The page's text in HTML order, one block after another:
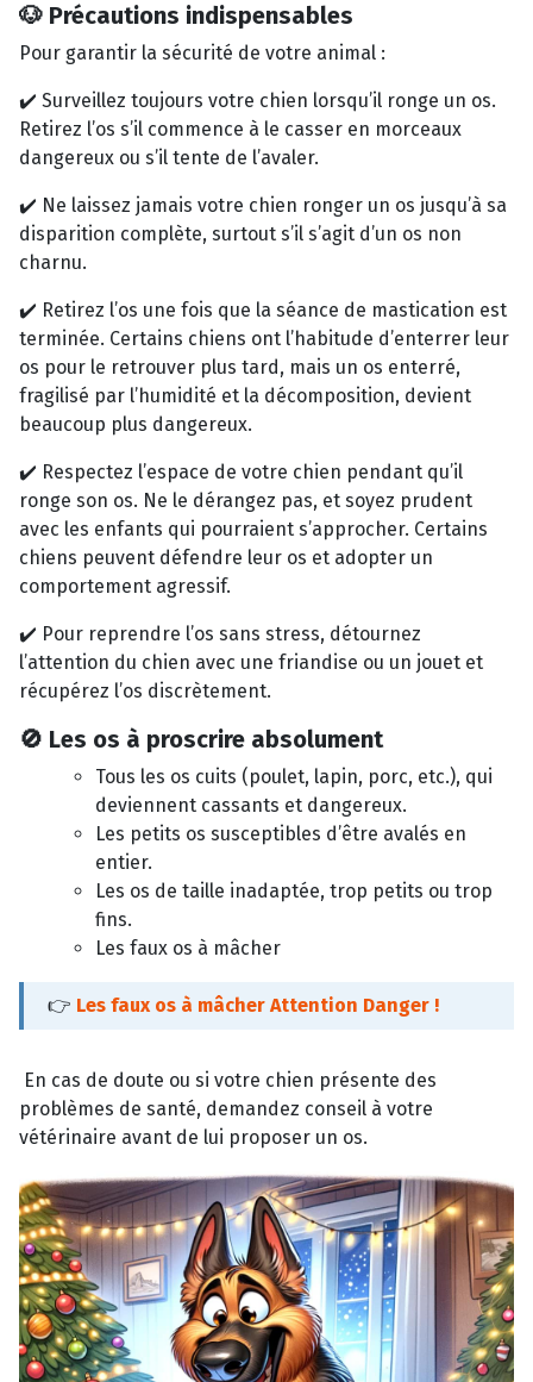
🐶 Précautions indispensables
Pour garantir la sécurité de votre animal :
✔️ Surveillez toujours votre chien lorsqu’il ronge un os.
Retirez l’os s’il commence à le casser en morceaux
dangereux ou s’il tente de l’avaler.
✔️ Ne laissez jamais votre chien ronger un os jusqu’à sa
disparition complète, surtout s’il s’agit d’un os non
charnu.
✔️ Retirez l’os une fois que la séance de mastication est
terminée. Certains chiens ont l’habitude d’enterrer leur
os pour le retrouver plus tard, mais un os enterré,
fragilisé par l’humidité et la décomposition, devient
beaucoup plus dangereux.
✔️ Respectez l’espace de votre chien pendant qu’il
ronge son os. Ne le dérangez pas, et soyez prudent
avec les enfants qui pourraient s’approcher. Certains
chiens peuvent défendre leur os et adopter un
comportement agressif.
✔️ Pour reprendre l’os sans stress, détournez
l’attention du chien avec une friandise ou un jouet et
récupérez l’os discrètement.
🚫 Les os à proscrire absolument
Tous les os cuits (poulet, lapin, porc, etc.), qui
deviennent cassants et dangereux.
Les petits os susceptibles d’être avalés en
entier.
Les os de taille inadaptée, trop petits ou trop
fins.
Les faux os à mâcher
👉 Les faux os à mâcher Attention Danger !
En cas de doute ou si votre chien présente des
problèmes de santé, demandez conseil à votre
vétérinaire avant de lui proposer un os.